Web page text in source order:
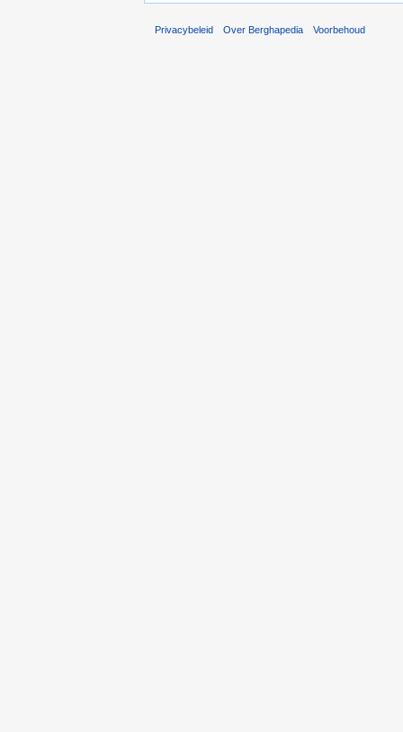
Privacybeleid Over Berghapedia Voorbehoud